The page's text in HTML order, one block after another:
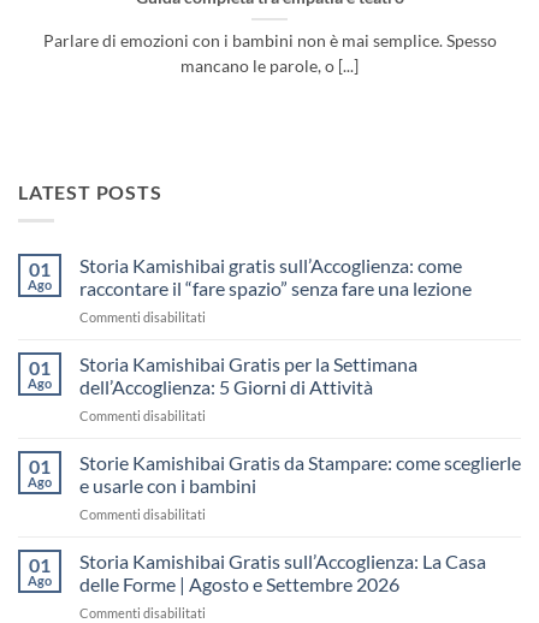
Parlare di emozioni con i bambini non è mai semplice. Spesso
mancano le parole, o [...]
LATEST POSTS
01
Ago
Storia Kamishibai gratis sull’Accoglienza: come
raccontare il “fare spazio” senza fare una lezione
Commenti disabilitati
Kamishibai
sull’Accoglienza:
il
“fare
una
lezione
01
Ago
Storia Kamishibai Gratis per la Settimana
dell’Accoglienza: 5 Giorni di Attività
Commenti disabilitati
Kamishibai
per
dell’Accoglienza:
Giorni
01
Ago
Storie Kamishibai Gratis da Stampare: come sceglierle
e usarle con i bambini
Commenti disabilitati
Kamishibai
da
01
Ago
Storia Kamishibai Gratis sull’Accoglienza: La Casa
delle Forme | Agosto e Settembre 2026
Commenti disabilitati